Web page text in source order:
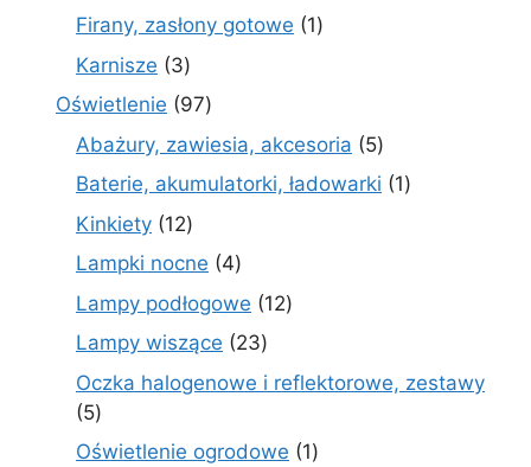
produkty
Firany, zasłony gotowe 11
Karnisze 33
produkty
Oświetlenie 9797
produktów
Abażury, zawiesia, akcesoria 55
produktów
Baterie, akumulatorki, ładowarki 11
Kinkiety 1212
produktów
Lampki nocne 44
produkty
Lampy podłogowe 1212
Lampy wiszące 2323
produkty
Oczka halogenowe i reflektorowe, zestawy
55
produktów
Oświetlenie ogrodowe 11